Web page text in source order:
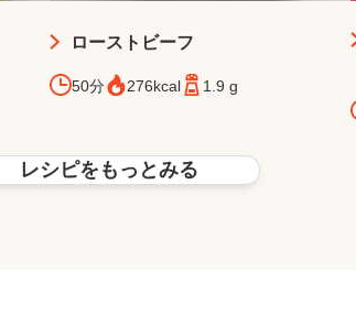
ローストビーフ
50分 276kcal 1.9 g
レシピをもっとみる